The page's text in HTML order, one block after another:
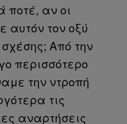
ποτέ, αν οι
αυτόν τον οξύ
Από την
περισσότερο
την ντροπή
τις
αναρτήσεις